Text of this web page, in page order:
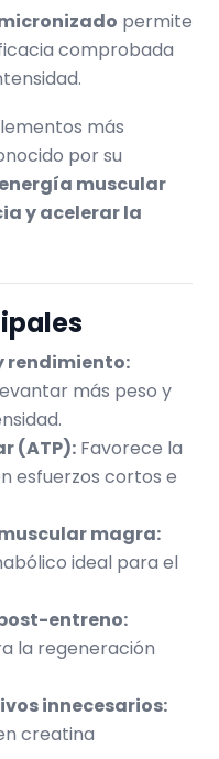
permite
comprobada
más
por su
muscular
y acelerar la
rendimiento:
más peso y
(ATP): Favorece la
esfuerzos cortos e
magra:
ideal para el
entreno:
la regeneración
innecesarios:
creatina